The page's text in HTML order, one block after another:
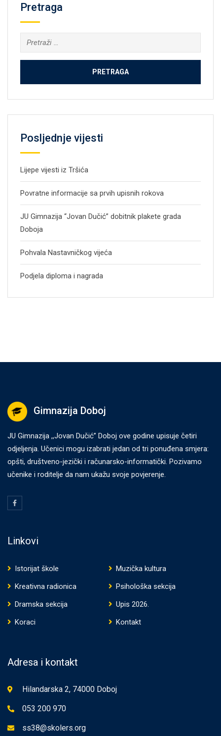
Pretraga
Pretraga:
Posljednje vijesti
Lijepe vijesti iz Tršića
Povratne informacije sa prvih upisnih rokova
JU Gimnazija “Jovan Dučić” dobitnik plakete grada
Doboja
Pohvala Nastavničkog vijeća
Podjela diploma i nagrada
Gimnazija Doboj
JU Gimnazija ,,Jovan Dučić” Doboj ove godine upisuje četiri
odjeljenja. Učenici mogu izabrati jedan od tri ponuđena smjera:
opšti, društveno-jezički i računarsko-informatički. Pozivamo
učenike i roditelje da nam ukažu svoje povjerenje.
Linkovi
Istorijat škole
Muzička kultura
Kreativna radionica
Psihološka sekcija
Dramska sekcija
Upis 2026.
Koraci
Kontakt
Adresa i kontakt
Hilandarska 2, 74000 Doboj
053 200 970
ss38@skolers.org